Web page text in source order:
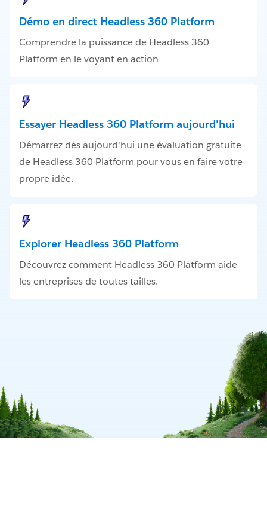
Démo en direct Headless 360 Platform
Comprendre la puissance de Headless 360
Platform en le voyant en action
Essayer Headless 360 Platform aujourd'hui
Démarrez dès aujourd'hui une évaluation gratuite
de Headless 360 Platform pour vous en faire votre
propre idée.
Explorer Headless 360 Platform
Découvrez comment Headless 360 Platform aide
les entreprises de toutes tailles.